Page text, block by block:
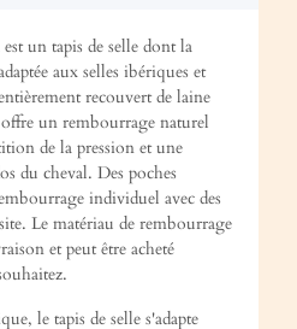
un tapis de selle dont la
aux selles ibériques et
recouvert de laine
un rembourrage naturel
de la pression et une
du cheval. Des poches
individuel avec des
Le matériau de rembourrage
et peut être acheté
le tapis de selle s'adapte